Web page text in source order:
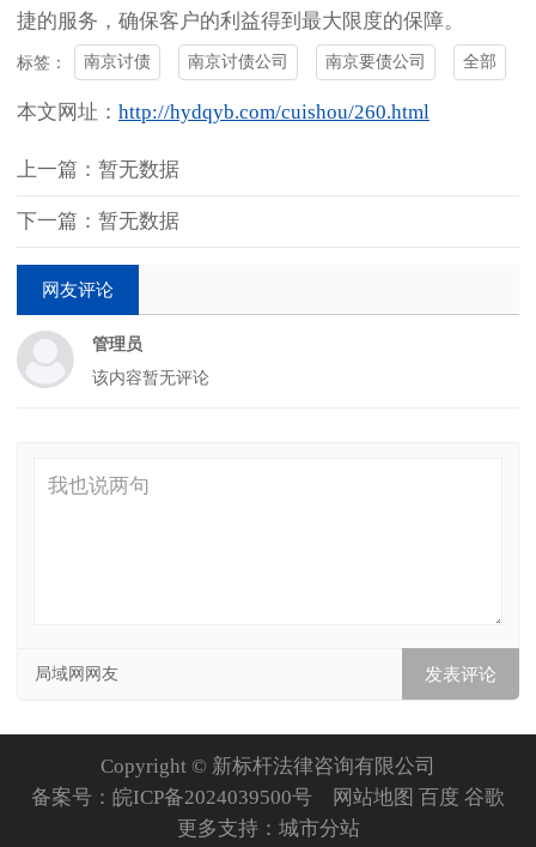
捷的服务，确保客户的利益得到最大限度的保障。
标签： 南京讨债 南京讨债公司 南京要债公司 全部
本文网址： http://hydqyb.com/cuishou/260.html
上一篇：暂无数据
下一篇：暂无数据
网友评论
管理员
该内容暂无评论
局域网网友
Copyright © 新标杆法律咨询有限公司
备案号： 皖ICP备2024039500号 网站地图 百度 谷歌
更多支持： 城市分站